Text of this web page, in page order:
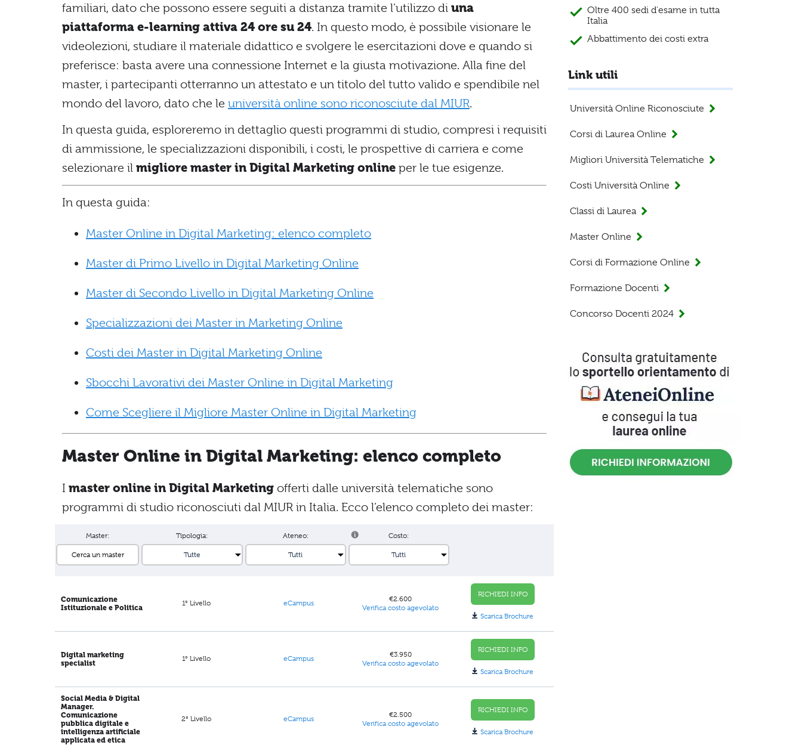
familiari, dato che possono essere seguiti a distanza tramite l’utilizzo di una
piattaforma e-learning attiva 24 ore su 24. In questo modo, è possibile visionare le
videolezioni, studiare il materiale didattico e svolgere le esercitazioni dove e quando si
preferisce: basta avere una connessione Internet e la giusta motivazione. Alla fine del
master, i partecipanti otterranno un attestato e un titolo del tutto valido e spendibile nel
mondo del lavoro, dato che le università online sono riconosciute dal MIUR.
In questa guida, esploreremo in dettaglio questi programmi di studio, compresi i requisiti
di ammissione, le specializzazioni disponibili, i costi, le prospettive di carriera e come
selezionare il migliore master in Digital Marketing online per le tue esigenze.
In questa guida:
Master Online in Digital Marketing: elenco completo
Master di Primo Livello in Digital Marketing Online
Master di Secondo Livello in Digital Marketing Online
Specializzazioni dei Master in Marketing Online
Costi dei Master in Digital Marketing Online
Sbocchi Lavorativi dei Master Online in Digital Marketing
Come Scegliere il Migliore Master Online in Digital Marketing
Master Online in Digital Marketing: elenco completo
I master online in Digital Marketing offerti dalle università telematiche sono
programmi di studio riconosciuti dal MIUR in Italia. Ecco l’elenco completo dei master:
Master: Tipologia: Ateneo: Costo:
Comunicazione
Istituzionale e Politica
1° Livello eCampus
€2.600
Verifica costo agevolato
RICHIEDI INFO
Scarica Brochure
Digital marketing
specialist
1° Livello eCampus
€3.950
Verifica costo agevolato
RICHIEDI INFO
Scarica Brochure
Social Media & Digital
Manager.
Comunicazione
pubblica digitale e
intelligenza artificiale
applicata ed etica
2° Livello eCampus
€2.500
Verifica costo agevolato
RICHIEDI INFO
Scarica Brochure
Oltre 400 sedi d'esame in tutta
Italia
Abbattimento dei costi extra
Link utili
Università Online Riconosciute
Corsi di Laurea Online
Migliori Università Telematiche
Costi Università Online
Classi di Laurea
Master Online
Corsi di Formazione Online
Formazione Docenti
Concorso Docenti 2024